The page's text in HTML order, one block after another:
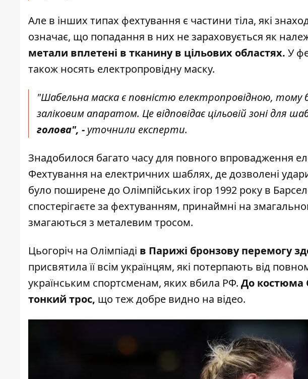
Але в інших типах фехтування є частини тіла, які
означає, що попадання в них не зараховується як
метали вплетені в тканину в цільових областях. У
також носять електропровідну маску.
"Шабельна маска є повністю електропровідною, тому
заліковим апаратом. Це відповідає цільовій зоні для
голова", - уточнили експерти.
Знадобилося багато часу для повного впровадження
Фехтування на електричних шаблях, де дозволені
було поширене до Олімпійських ігор 1992 року в
спостерігаєте за фехтуванням, принаймні на
змагаються з металевим тросом.
Цьогоріч на Олімпіаді в Парижі бронзову перемогу
присвятила її всім українцям, які потерпають від
українським спортсменам, яких вбила РФ. До костюма
тонкий трос, що теж добре видно на відео.